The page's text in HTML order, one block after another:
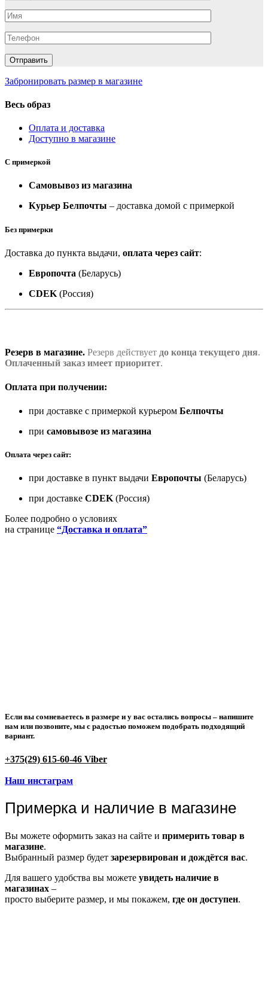
Забронировать размер в магазине
Весь образ
Оплата и доставка
Доступно в магазине
С примеркой
Самовывоз из магазина
Курьер Белпочты – доставка домой с примеркой
Без примерки
Доставка до пункта выдачи, оплата через сайт:
Европочта (Беларусь)
CDEK (Россия)
Резерв в магазине. Резерв действует до конца текущего дня.
Оплаченный заказ имеет приоритет.
Оплата при получении:
при доставке с примеркой курьером Белпочты
при самовывозе из магазина
Оплата через сайт:
при доставке в пункт выдачи Европочты (Беларусь)
при доставке CDEK (Россия)
Более подробно о условиях
на странице “Доставка и оплата”
Если вы сомневаетесь в размере и у вас остались вопросы – напишите
нам или позвоните, мы с радостью поможем подобрать подходящий
вариант.
+375(29) 615-60-46 Viber
Наш инстаграм
Примерка и наличие в магазине
Вы можете оформить заказ на сайте и примерить товар в
магазине.
Выбранный размер будет зарезервирован и дождётся вас.
Для вашего удобства вы можете увидеть наличие в
магазинах –
просто выберите размер, и мы покажем, где он доступен.